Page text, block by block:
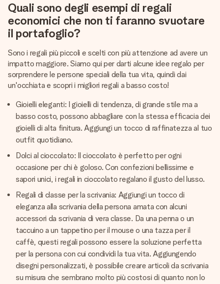
Quali sono degli esempi di regali
economici che non ti faranno svuotare
il portafoglio?
Sono i regali più piccoli e scelti con più attenzione ad avere un
impatto maggiore. Siamo qui per darti alcune idee regalo per
sorprendere le persone speciali della tua vita, quindi dai
un'occhiata e scopri i migliori regali a basso costo!
Gioielli eleganti: I gioielli di tendenza, di grande stile ma a
basso costo, possono abbagliare con la stessa efficacia dei
gioielli di alta finitura. Aggiungi un tocco di raffinatezza al tuo
outfit quotidiano.
Dolci al cioccolato: Il cioccolato è perfetto per ogni
occasione per chi è goloso. Con confezioni bellissime e
sapori unici, i regali in cioccolato regalano il gusto del lusso.
Regali di classe per la scrivania: Aggiungi un tocco di
eleganza alla scrivania della persona amata con alcuni
accessori da scrivania di vera classe. Da una penna o un
taccuino a un tappetino per il mouse o una tazza per il
caffè, questi regali possono essere la soluzione perfetta
per la persona con cui condividi la tua vita. Aggiungendo
disegni personalizzati, è possibile creare articoli da scrivania
su misura che sembrano molto più costosi di quanto non lo